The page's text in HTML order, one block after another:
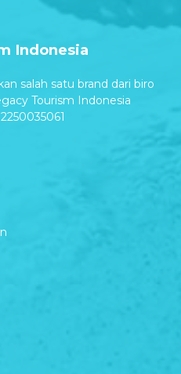
Indonesia
salah satu brand dari biro
Tourism Indonesia